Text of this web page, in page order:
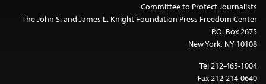
Committee to Protect Journalists
The John S. and James L. Knight Foundation Press Freedom Center
P.O. Box 2675
New York, NY 10108
Tel 212-465-1004
Fax 212-214-0640